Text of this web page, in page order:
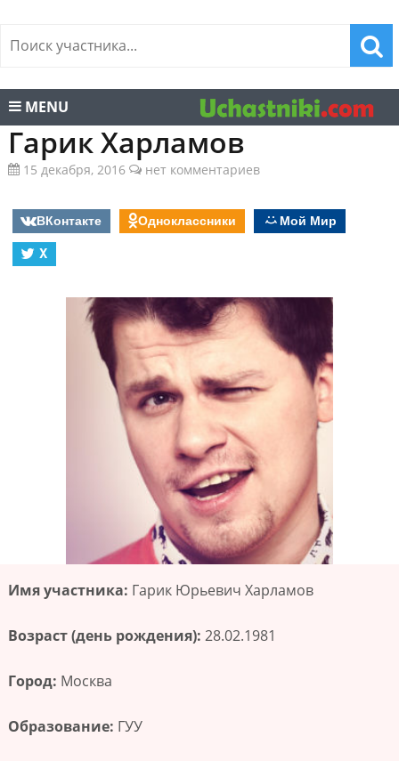
MENU
Гарик Харламов
15 декабря, 2016 нет комментариев
ВКонтакте Одноклассники
Мой Мир
X
Имя участника: Гарик Юрьевич Харламов
Возраст (день рождения): 28.02.1981
Город: Москва
Образование: ГУУ